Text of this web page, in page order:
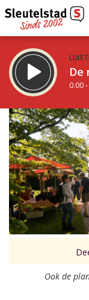
De
0.00
STRAKS:
De ochtend
6.00 - 12.00 uur
Vorig uur
Inklappen
Ook de